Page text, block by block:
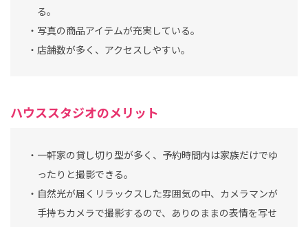
る。
・写真の商品アイテムが充実している。
・店舗数が多く、アクセスしやすい。
ハウススタジオのメリット
・一軒家の貸し切り型が多く、予約時間内は家族だけでゆ
ったりと撮影できる。
・自然光が届くリラックスした雰囲気の中、カメラマンが
手持ちカメラで撮影するので、ありのままの表情を写せ